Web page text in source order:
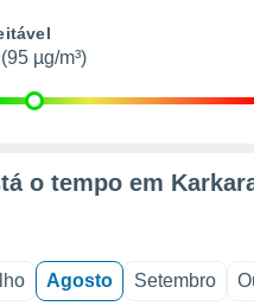
µg/m³)
o tempo em
Agosto Setembro